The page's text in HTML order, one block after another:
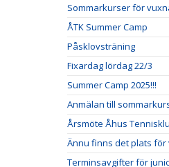
Sommarkurser för
ÅTK Summer Camp
Påsklovsträning
Fixardag lördag 22/3
Summer Camp 2025!!!
Anmälan till
Årsmöte Åhus
Ännu finns det plats
Terminsavgifter för